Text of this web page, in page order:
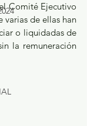
Comité Ejecutivo
varias de ellas han
o liquidadas de
la remuneración